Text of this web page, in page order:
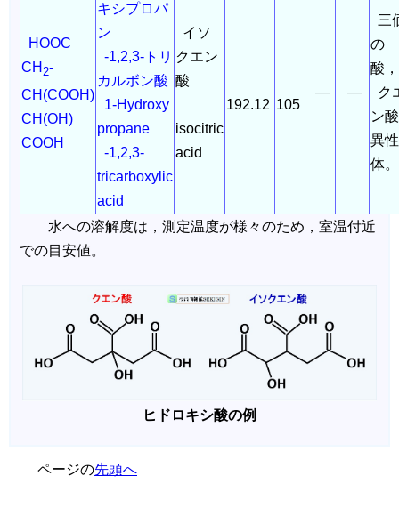
HOOC
CH 2-
CH(COOH)
CH(OH)
COOH
キシプロパ
ン
-1,2,3-トリ
カルボン酸
1-Hydroxy
propane
-1,2,3-
tricarboxylic
acid
イソ
クエン
酸
isocitric
acid
192.12 105
― ―
三
の
酸
ク
ン
異性
体
水への溶解度は，測定温度が様々のため，室温付近
での目安値。
ヒドロキシ酸の例
ページの先頭へ